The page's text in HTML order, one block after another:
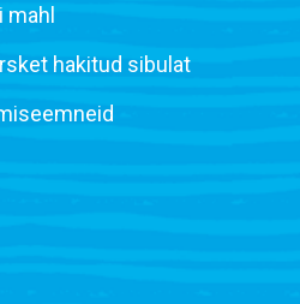
mahl
hakitud sibulat